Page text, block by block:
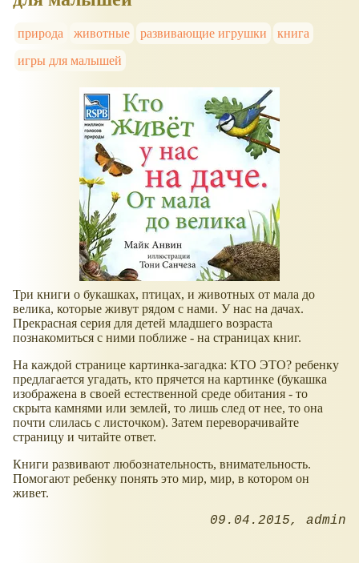
природа животные развивающие игрушки
книга
игры для малышей
Три книги о букашках, птицах, и животных от мала до
велика, которые живут рядом с нами. У нас на дачах.
Прекрасная серия для детей младшего возраста
познакомиться с ними поближе - на страницах книг.
На каждой странице картинка-загадка: КТО ЭТО? ребенку
предлагается угадать, кто прячется на картинке (букашка
изображена в своей естественной среде обитания - то
скрыта камнями или землей, то лишь след от нее, то она
почти слилась с листочком). Затем переворачивайте
страницу и читайте ответ.
Книги развивают любознательность, внимательность.
Помогают ребенку понять это мир, мир, в котором он
живет.
09.04.2015 admin